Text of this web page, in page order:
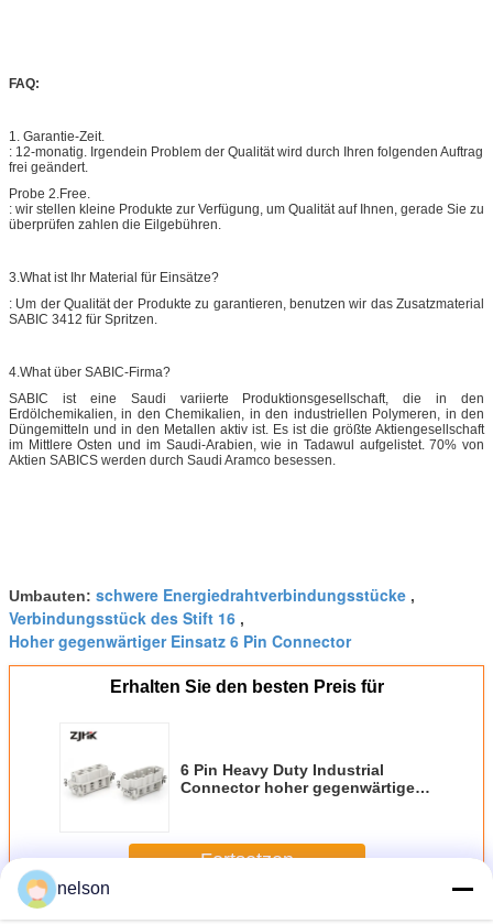
FAQ:
1. Garantie-Zeit.
: 12-monatig. Irgendein Problem der Qualität wird durch Ihren folgenden Auftrag
frei geändert.
Probe 2.Free.
: wir stellen kleine Produkte zur Verfügung, um Qualität auf Ihnen, gerade Sie zu
überprüfen zahlen die Eilgebühren.
3.What ist Ihr Material für Einsätze?
: Um der Qualität der Produkte zu garantieren, benutzen wir das Zusatzmaterial
SABIC 3412 für Spritzen.
4.What über SABIC-Firma?
SABIC ist eine Saudi variierte Produktionsgesellschaft, die in den
Erdölchemikalien, in den Chemikalien, in den industriellen Polymeren, in den
Düngemitteln und in den Metallen aktiv ist. Es ist die größte Aktiengesellschaft
im Mittlere Osten und im Saudi-Arabien, wie in Tadawul aufgelistet. 70% von
Aktien SABICS werden durch Saudi Aramco besessen.
Umbauten: schwere Energiedrahtverbindungsstücke ,
Verbindungsstück des Stift 16 ,
Hoher gegenwärtiger Einsatz 6 Pin Connector
Erhalten Sie den besten Preis für
6 Pin Heavy Duty Industrial
Connector hoher gegenwärtiger
Fortsetzen
nelson